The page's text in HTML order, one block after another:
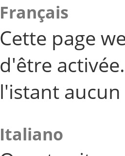
Français
Cette page
d'être
l'istant
Italiano